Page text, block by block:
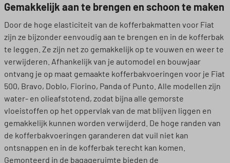
Gemakkelijk aan te brengen en schoon te maken
Door de hoge elasticiteit van de kofferbakmatten voor Fiat
zijn ze bijzonder eenvoudig aan te brengen en in de kofferbak
te leggen. Ze zijn net zo gemakkelijk op te vouwen en weer te
verwijderen. Afhankelijk van je automodel en bouwjaar
ontvang je op maat gemaakte kofferbakvoeringen voor je Fiat
500, Bravo, Doblo, Fiorino, Panda of Punto. Alle modellen zijn
water- en olieafstotend, zodat bijna alle gemorste
vloeistoffen op het oppervlak van de mat blijven liggen en
gemakkelijk kunnen worden verwijderd. De hoge randen van
de kofferbakvoeringen garanderen dat vuil niet kan
ontsnappen en in de kofferbak terecht kan komen.
Gemonteerd in de bagageruimte bieden de